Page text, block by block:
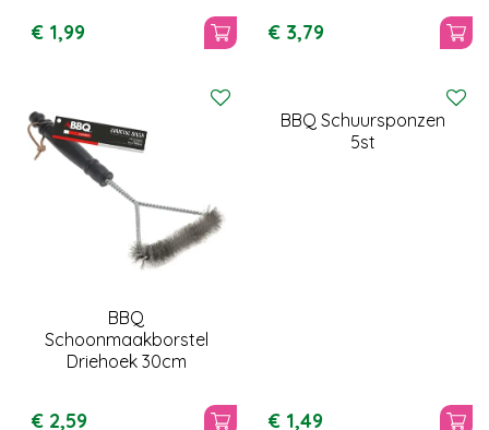
€ 1,99 € 3,79
BBQ
Schoonmaakborstel
Driehoek 30cm
€ 2,59
BBQ Schuursponzen
5st
€ 1,49